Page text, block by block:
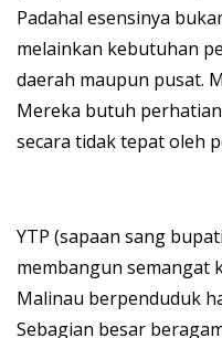
Padahal esensinya
melainkan kebutuhan
daerah maupun pusat.
Mereka butuh
secara tidak tepat oleh
YTP (sapaan sang
membangun semangat
Malinau berpenduduk
Sebagian besar